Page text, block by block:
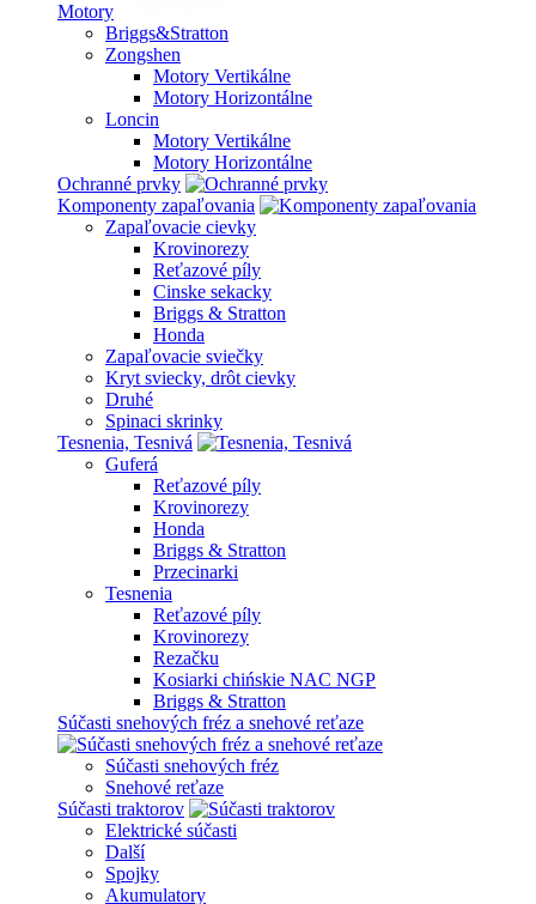
Motory
Briggs&Stratton
Zongshen
Motory Vertikálne
Motory Horizontálne
Loncin
Motory Vertikálne
Motory Horizontálne
Ochranné prvky
Komponenty zapaľovania
Zapaľovacie cievky
Krovinorezy
Reťazové píly
Cinske sekacky
Briggs & Stratton
Honda
Zapaľovacie sviečky
Kryt sviecky, drôt cievky
Druhé
Spinaci skrinky
Tesnenia, Tesnivá
Guferá
Reťazové píly
Krovinorezy
Honda
Briggs & Stratton
Przecinarki
Tesnenia
Reťazové píly
Krovinorezy
Rezačku
Kosiarki chińskie NAC NGP
Briggs & Stratton
Súčasti snehových fréz a snehové reťaze
Súčasti snehových fréz
Snehové reťaze
Súčasti traktorov
Elektrické súčasti
Další
Spojky
Akumulatory